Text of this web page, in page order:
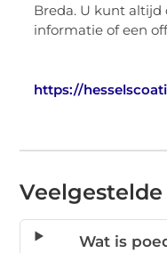
Breda. U kunt altijd
informatie of een
https://
Wat is